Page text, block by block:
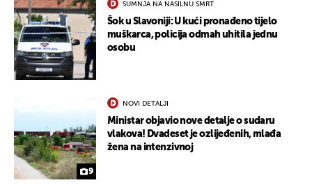
SUMNJA NA NASILNU SMRT
Šok u Slavoniji: U kući pronađeno tijelo
muškarca, policija odmah uhitila jednu
osobu
9
NOVI DETALJI
Ministar objavio nove detalje o sudaru
vlakova! Dvadeset je ozlijeđenih, mlađa
žena na intenzivnoj